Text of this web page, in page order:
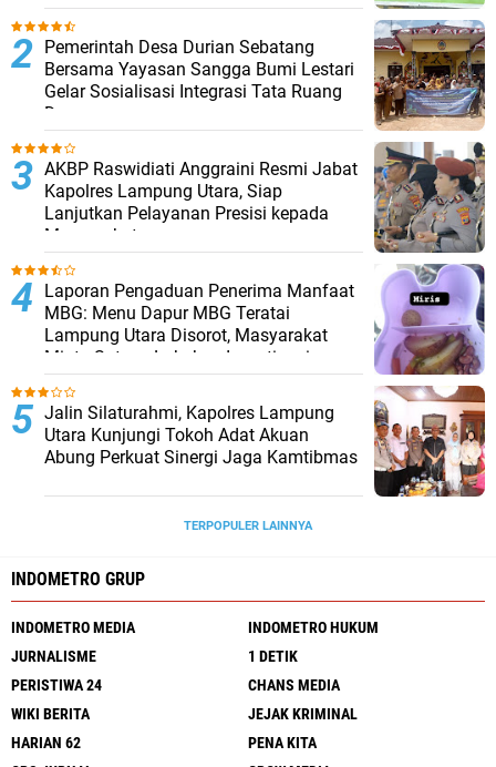
Pemerintah Desa Durian Sebatang
Bersama Yayasan Sangga Bumi Lestari
Gelar Sosialisasi Integrasi Tata Ruang
Desa
AKBP Raswidiati Anggraini Resmi Jabat
Kapolres Lampung Utara, Siap
Lanjutkan Pelayanan Presisi kepada
Masyarakat
Laporan Pengaduan Penerima Manfaat
MBG: Menu Dapur MBG Teratai
Lampung Utara Disorot, Masyarakat
Minta Satgas Lakukan Investigasi
Jalin Silaturahmi, Kapolres Lampung
Utara Kunjungi Tokoh Adat Akuan
Abung Perkuat Sinergi Jaga Kamtibmas
TERPOPULER LAINNYA
INDOMETRO GRUP
INDOMETRO MEDIA
INDOMETRO HUKUM
JURNALISME
1 DETIK
PERISTIWA 24
CHANS MEDIA
WIKI BERITA
JEJAK KRIMINAL
HARIAN 62
PENA KITA